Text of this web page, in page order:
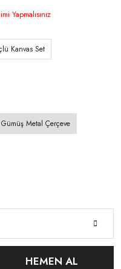
Yapmalısınız
Kanvas Set
Gümüş Metal Çerçeve
HEMEN AL